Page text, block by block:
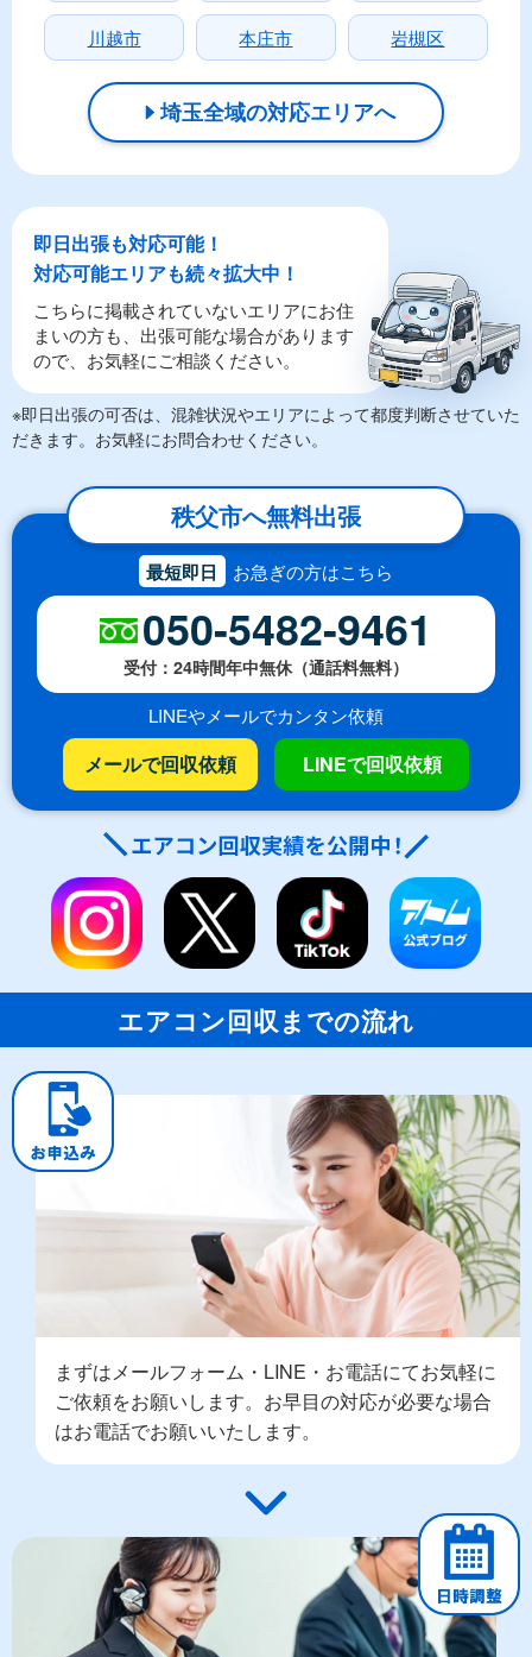
川越市 本庄市 岩槻区
埼玉全域の対応エリアへ
即日出張も対応可能！
対応可能エリアも続々拡大中！
こちらに掲載されていないエリアにお住
まいの方も、出張可能な場合があります
ので、お気軽にご相談ください。
※即日出張の可否は、混雑状況やエリアによって都度判断させていた
だきます。お気軽にお問合わせください。
秩父市へ無料出張
最短即日 お急ぎの方はこちら
050-5482-9461
受付：24時間年中無休（通話料無料）
LINEやメールでカンタン依頼
メールで回収依頼 LINEで回収依頼
エアコン回収までの流れ
まずはメールフォーム・LINE・お電話にてお気軽に
ご依頼をお願いします。お早目の対応が必要な場合
はお電話でお願いいたします。